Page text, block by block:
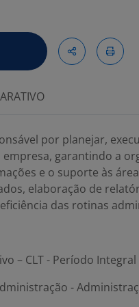
por planejar,
garantindo a
e o suporte às
elaboração de
das rotinas
– CLT - Período Integral
-